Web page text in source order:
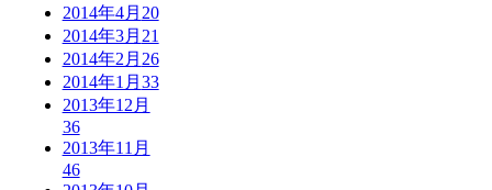
2014年4月 20
2014年3月 21
2014年2月 26
2014年1月 33
2013年12月
36
2013年11月
46